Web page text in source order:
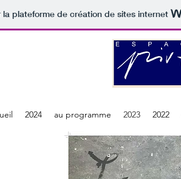
plateforme de création de sites internet
2024 au programme 2023 2022